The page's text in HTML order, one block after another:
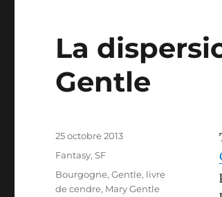
La
Gentle
Publié
25 octobre 2013
Catégories
Fantasy,SF
Étiquettes
Bourgogne,Gentle, livre
de cendre, Mary Gentle